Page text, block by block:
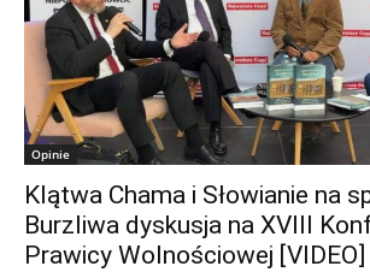
Opinie
Klątwa Chama i Słowianie na
Burzliwa dyskusja na XVIII
Prawicy Wolnościowej [VIDEO]